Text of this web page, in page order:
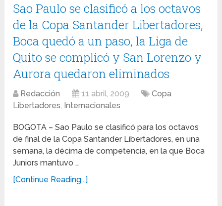
Sao Paulo se clasificó a los octavos
de la Copa Santander Libertadores,
Boca quedó a un paso, la Liga de
Quito se complicó y San Lorenzo y
Aurora quedaron eliminados
Redacción 11 abril, 2009
Copa
Libertadores, Internacionales
BOGOTA – Sao Paulo se clasificó para los octavos
de final de la Copa Santander Libertadores, en una
semana, la décima de competencia, en la que Boca
Juniors mantuvo …
[Continue Reading...]